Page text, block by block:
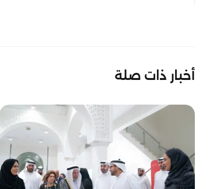
أخبار ذات صلة